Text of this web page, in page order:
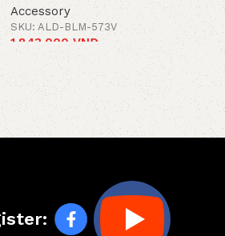
Accessory
SKU: ALD-BLM-573V
1.843.000VNĐ
Add to cart